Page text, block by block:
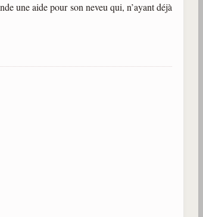
une aide pour son neveu qui, n’ayant déjà